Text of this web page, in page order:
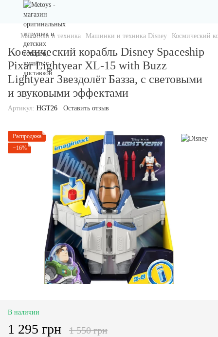
Машинки и техника Машинки и техника Disney Космический
Космический корабль Disney Spaceship
Pixar Lightyear XL-15 with Buzz
Lightyear Звездолёт Базза, с световыми
и звуковыми эффектами
Артикул: HGT26 Оставить отзыв
Распродажа
−16%
В наличии
1 295 грн 1 550 грн